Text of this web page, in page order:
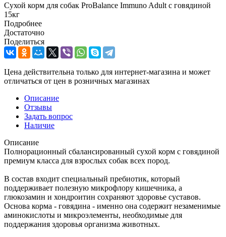
Сухой корм для собак ProBalance Immuno Adult с говядиной
15кг
Подробнее
Достаточно
Поделиться
Цена действительна только для интернет-магазина и может
отличаться от цен в розничных магазинах
Описание
Отзывы
Задать вопрос
Наличие
Описание
Полнорационный сбалансированный сухой корм с говядиной
премиум класса для взрослых собак всех пород.
В состав входит специальный пребиотик, который
поддерживает полезную микрофлору кишечника, а
глюкозамин и хондроитин сохраняют здоровье суставов.
Основа корма - говядина - именно она содержит незаменимые
аминокислоты и микроэлементы, необходимые для
поддержания здоровья организма животных.